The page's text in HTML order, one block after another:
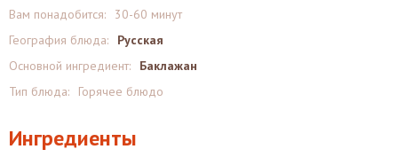
Вам понадобится:
30-60 минут
География блюда:
Русская
Основной ингредиент:
Баклажан
Тип блюда:
Горячее блюдо
Ингредиенты